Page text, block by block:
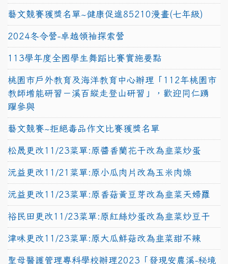
藝文競賽獲獎名單~健康促進85210漫畫(七年級)
2024冬令營-卓越領袖探索營
113學年度全國學生舞蹈比賽實施要點
桃園市戶外教育及海洋教育中心辦理「112年桃園市
教師增能研習－溪百縱走登山研習」，歡迎同仁踴
躍參與
藝文競賽~拒絕毒品作文比賽獲獎名單
松晟更改11/23菜單:原醬香蘭花干改為韭菜炒蛋
沅益更改11/21菜單:原小瓜肉片改為玉米肉燥
沅益更改11/23菜單:原香菇黃豆芽改為韭菜天婦羅
裕民田更改11/23菜單:原紅絲炒蛋改為韭菜炒豆干
津味更改11/23菜單:原大瓜鮮菇改為韭菜甜不辣
聖母醫護管理專科學校辦理2023「發現安農溪-秘境